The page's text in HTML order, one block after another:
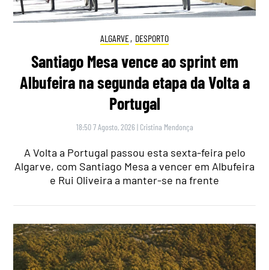
ALGARVE, DESPORTO
Santiago Mesa vence ao sprint em
Albufeira na segunda etapa da Volta a
Portugal
18:50 7 Agosto, 2026 | Cristina Mendonça
A Volta a Portugal passou esta sexta-feira pelo
Algarve, com Santiago Mesa a vencer em Albufeira
e Rui Oliveira a manter-se na frente